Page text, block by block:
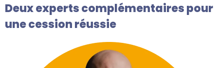
Deux experts complémentaires pour
une cession réussie